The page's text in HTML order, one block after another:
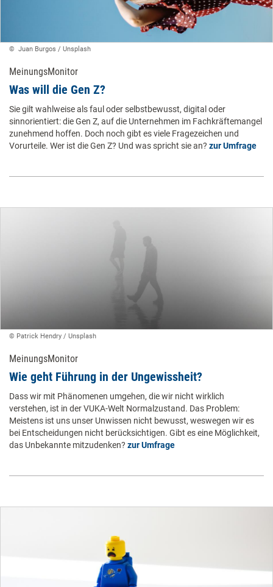
© ​​ Juan Burgos / Unsplash ​
MeinungsMonitor
Was will die Gen Z?
Sie gilt wahlweise als faul oder selbstbewusst, digital oder
sinnorientiert: die Gen Z, auf die Unternehmen im Fachkräftemangel
zunehmend hoffen. Doch noch gibt es viele Fragezeichen und
Vorurteile. Wer ist die Gen Z? Und was spricht sie an? zur Umfrage
© ​Patrick Hendry / Unsplash ​
MeinungsMonitor
​Wie geht Führung in der Ungewissheit? ​
Dass wir mit Phänomenen umgehen, die wir nicht wirklich
verstehen, ist in der VUKA-Welt Normalzustand. Das Problem:
Meistens ist uns unser Unwissen nicht bewusst, weswegen wir es
bei Entscheidungen nicht berücksichtigen. Gibt es eine Möglichkeit,
das Unbekannte mitzudenken? zur Umfrage